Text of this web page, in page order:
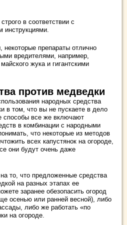
в соответствии с
инструкциями.
некоторые препараты отлично
вредителями, например,
жука и гигантскими
против медведки
народных средства
в том, что вы не пускаете в дело
способы все же включают
в комбинации с народными
что некоторые из методов
всех капустянок на огороде,
они будут очень даже
то, что предложенные средства
на разных этапах ее
заранее обезопасить огород
осенью или ранней весной), либо
либо же работать «по
на огороде.